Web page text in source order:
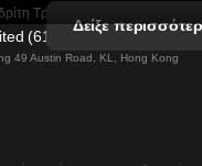
Τρένα
Tρένο
Δείξε
(61211989)
49 Austin Road, KL, Hong Kong